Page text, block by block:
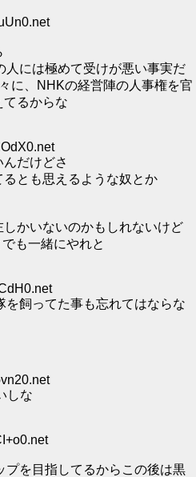
人には極めて受けが悪い事実だ
に、NHKの経営陣の人事権を官
てるからな
だけどさ
とも思えるような奴とか
かいないのかもしれないけど
も一緒にやれと
を飼ってた事も忘れてはならな
しな
プを目指してるからこの後は黒